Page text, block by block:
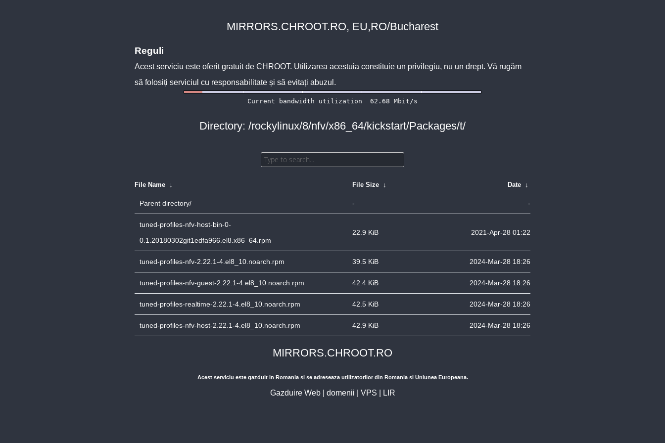
MIRRORS.CHROOT.RO, EU,RO/Bucharest
Reguli
Acest serviciu este oferit gratuit de CHROOT. Utilizarea acestuia constituie un privilegiu, nu un drept. Vă rugăm
să folosiți serviciul cu responsabilitate și să evitați abuzul.
Directory: /rockylinux/8/nfv/x86_64/kickstart/Packages/t/
File Name ↓ File Size ↓ Date ↓
Parent directory/ - -
tuned-profiles-nfv-host-bin-0-
0.1.20180302git1edfa966.el8.x86_64.rpm
22.9 KiB 2021-Apr-28 01:22
tuned-profiles-nfv-2.22.1-4.el8_10.noarch.rpm 39.5 KiB 2024-Mar-28 18:26
tuned-profiles-nfv-guest-2.22.1-4.el8_10.noarch.rpm 42.4 KiB 2024-Mar-28 18:26
tuned-profiles-realtime-2.22.1-4.el8_10.noarch.rpm 42.5 KiB 2024-Mar-28 18:26
tuned-profiles-nfv-host-2.22.1-4.el8_10.noarch.rpm 42.9 KiB 2024-Mar-28 18:26
MIRRORS.CHROOT.RO
Acest serviciu este gazduit in Romania si se adreseaza utilizatorilor din Romania si Uniunea Europeana.
Gazduire Web| domenii VPS LIR